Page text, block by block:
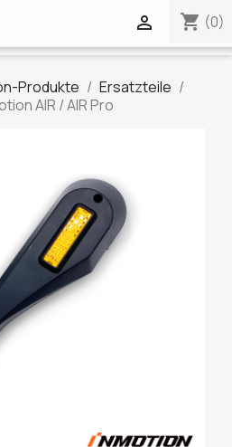
shopping_cart (0)

Produkte
Ersatzteile
AIR / AIR Pro